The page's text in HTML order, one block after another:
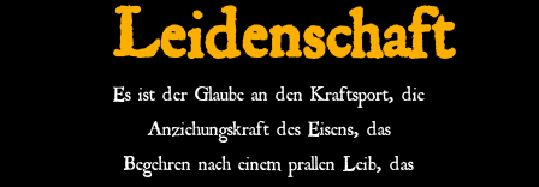
Leidenschaft
Es ist der Glaube an den Kraftsport, die
Anziehungskraft des Eisens, das
Begehren nach einem prallen Leib, das